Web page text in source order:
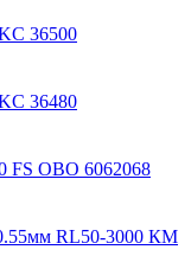
36500
36480
FS OBO 6062068
0.55мм RL50-3000 КМ